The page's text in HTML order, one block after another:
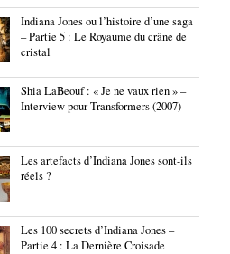
Indiana Jones ou l’histoire d’une saga
– Partie 5 : Le Royaume du crâne de
cristal
Shia LaBeouf : « Je ne vaux rien » –
Interview pour Transformers (2007)
Les artefacts d’Indiana Jones sont-ils
réels ?
Les 100 secrets d’Indiana Jones –
Partie 4 : La Dernière Croisade